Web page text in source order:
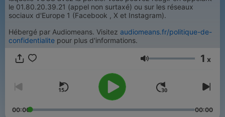
le 01.80.20.39.21 (appel non surtaxé) ou sur les réseaux
sociaux d'Europe 1 (Facebook , X et Instagram).
Hébergé par Audiomeans. Visitez audiomeans.fr/politique-de-
confidentialite pour plus d'informations.
Jačina zvuka 1 x
00:00 00:00